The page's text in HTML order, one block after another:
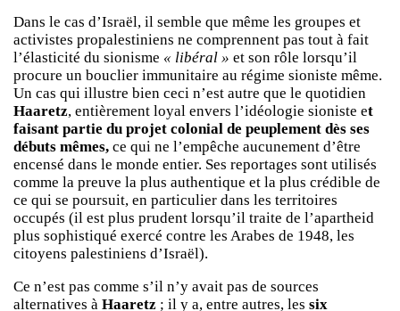
Dans le cas d’Israël, il semble que même les groupes et
activistes propalestiniens ne comprennent pas tout à fait
l’élasticité du sionisme « libéral » et son rôle lorsqu’il
procure un bouclier immunitaire au régime sioniste même.
Un cas qui illustre bien ceci n’est autre que le quotidien
Haaretz, entièrement loyal envers l’idéologie sioniste et
faisant partie du projet colonial de peuplement dès ses
débuts mêmes, ce qui ne l’empêche aucunement d’être
encensé dans le monde entier. Ses reportages sont utilisés
comme la preuve la plus authentique et la plus crédible de
ce qui se poursuit, en particulier dans les territoires
occupés (il est plus prudent lorsqu’il traite de l’apartheid
plus sophistiqué exercé contre les Arabes de 1948, les
citoyens palestiniens d’Israël).
Ce n’est pas comme s’il n’y avait pas de sources
alternatives à Haaretz ; il y a, entre autres, les six